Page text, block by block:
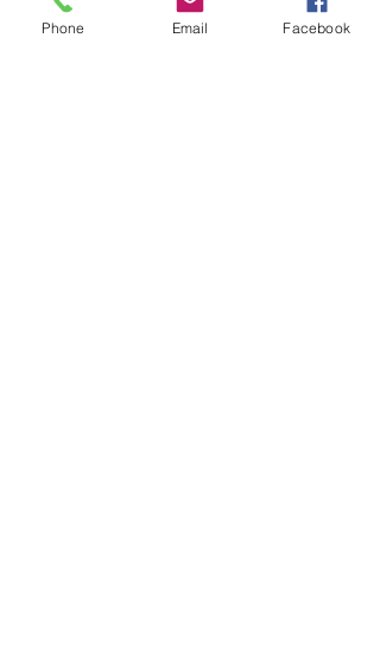
目：
Phone Email Facebook